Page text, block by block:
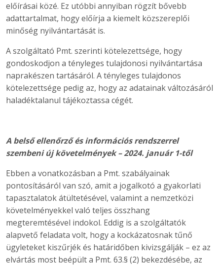
előírásai közé. Ez utóbbi annyiban rögzít bővebb
adattartalmat, hogy előírja a kiemelt közszereplői
minőség nyilvántartását is.
A szolgáltató Pmt. szerinti kötelezettsége, hogy
gondoskodjon a tényleges tulajdonosi nyilvántartása
naprakészen tartásáról. A tényleges tulajdonos
kötelezettsége pedig az, hogy az adatainak változásáról
haladéktalanul tájékoztassa cégét.
A belső ellenőrző és információs rendszerrel
szembeni új követelmények – 2024. január 1-től
Ebben a vonatkozásban a Pmt. szabályainak
pontosításáról van szó, amit a jogalkotó a gyakorlati
tapasztalatok átültetésével, valamint a nemzetközi
követelményekkel való teljes összhang
megteremtésével indokol. Eddig is a szolgáltatók
alapvető feladata volt, hogy a kockázatosnak tűnő
ügyleteket kiszűrjék és határidőben kivizsgálják – ez az
elvártás most beépült a Pmt. 63.§ (2) bekezdésébe, az